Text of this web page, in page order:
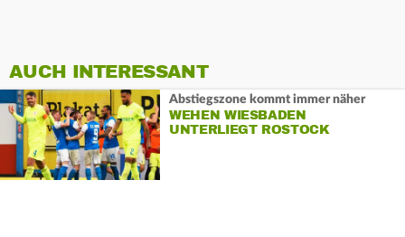
AUCH INTERESSANT
Abstiegszone kommt immer näher
WEHEN WIESBADEN
UNTERLIEGT ROSTOCK